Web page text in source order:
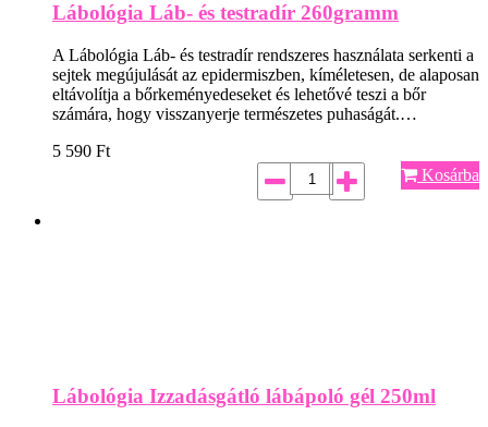
Lábológia Láb- és testradír 260gramm
A Lábológia Láb- és testradír rendszeres használata serkenti a
sejtek megújulását az epidermiszben, kíméletesen, de alaposan
eltávolítja a bőrkeményedeseket és lehetővé teszi a bőr
számára, hogy visszanyerje természetes puhaságát.…
5 590 Ft
Kosárba
Lábológia Izzadásgátló lábápoló gél 250ml